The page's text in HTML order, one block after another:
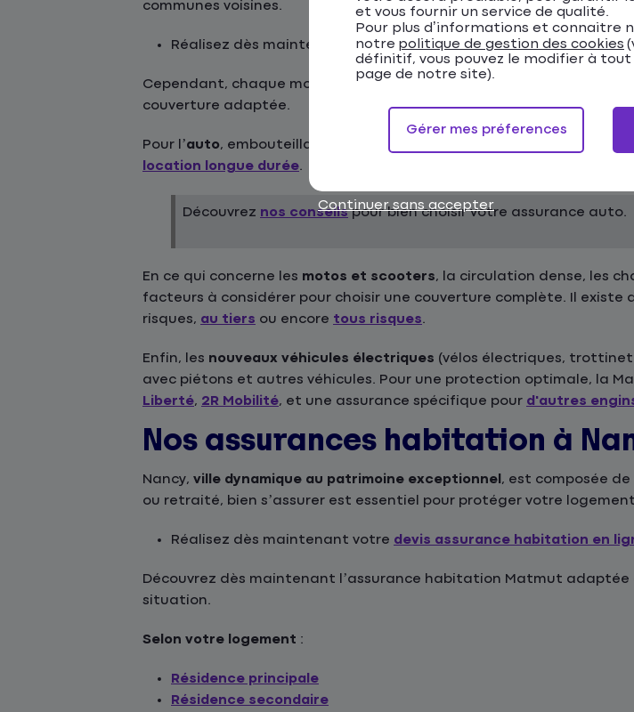
communes voisines.
Réalisez dès maintenant votredevis assurance auto en ligne.
Cependant, chaque mode de transport comporte des risques
couverture adaptée.
Pour l’auto, embouteillages, stationnement difficile et sinistres
location longue durée.
Découvrez nos conseilspour bien choisir votre assurance auto.
En ce qui concerne les motos et scooters, la circulation dense, les
facteurs à considérer pour choisir une couverture complète. Il existe
risques, au tiers ou encore tous risques.
Enfin, les nouveaux véhicules électriques (vélos électriques,
avec piétons et autres véhicules. Pour une protection optimale, la
Liberté, 2R Mobilité, et une assurance spécifique pour d'autres
Nos assurances habitation à
Nancy, ville dynamique au patrimoine exceptionnel , est composée
ou retraité, bien s’assurer est essentiel pour protéger votre
Réalisez dès maintenant votre devis assurance habitation en
Découvrez dès maintenant l’assurance habitation Matmut
situation.
Selon votre logement :
Résidence principale
Résidence secondaire
et vous fournir un service de qualité.
Pour plus d’informations et connaitre
notre politique de gestion des cookies
définitif, vous pouvez le modifier à
page de notre site).
Continuer sans accepter
Gérer mes préferences